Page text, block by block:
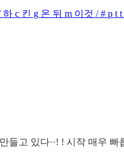
c 킨 g 온 뒤 m 이것 / # p t t
만들고 있다··! ! 시작 매우